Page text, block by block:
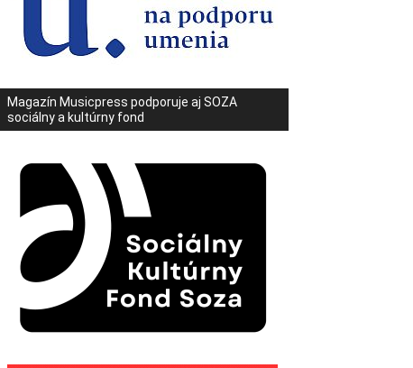
Magazín Musicpress podporuje aj SOZA
sociálny a kultúrny fond